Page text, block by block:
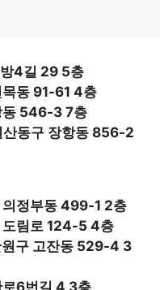
4길 29 5층
목동 91-61 4층
동 546-3 7층
산동구 장항동 856-2
의정부동 499-1 2층
도림로 124-5 4층
원구 고잔동 529-4 3